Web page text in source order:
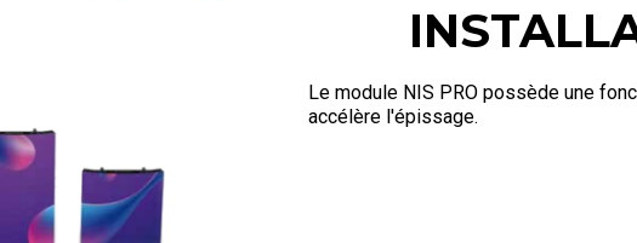
Le module NIS PRO possède une
accélère l'épissage.